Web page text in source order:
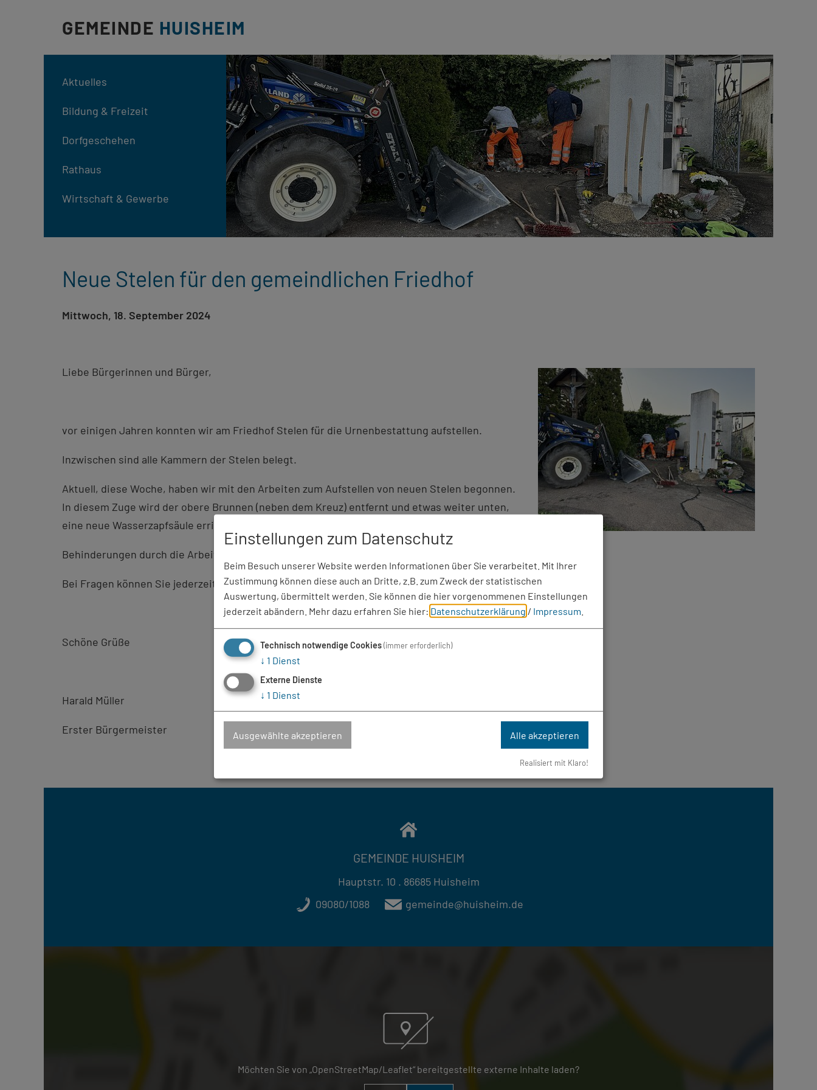
GEMEINDE HUISHEIM
Aktuelles
Bildung & Freizeit
Dorfgeschehen
Rathaus
Wirtschaft & Gewerbe
Neue Stelen für den gemeindlichen Friedhof
Mittwoch, 18. September 2024
Liebe Bürgerinnen und Bürger,
vor einigen Jahren konnten wir am Friedhof Stelen für die Urnenbestattung aufstellen.
Inzwischen sind alle Kammern der Stelen belegt.
Aktuell, diese Woche, haben wir mit den Arbeiten zum Aufstellen von neuen Stelen begonnen.
In diesem Zuge wird der obere Brunnen (neben dem Kreuz) entfernt und etwas weiter unten,
eine neue Wasserzapfsäule errichtet.
Behinderungen durch die Arbeiten bitte ich zu entschuldigen.
Bei Fragen können Sie jederzeit gerne auf mich zukommen.
Schöne Grüße
Harald Müller
Erster Bürgermeister
GEMEINDE HUISHEIM
Hauptstr. 10 . 86685 Huisheim
09080/1088
gemeinde@huisheim.de
Möchten Sie von „OpenStreetMap/Leaflet“ bereitgestellte externe Inhalte laden?
Einstellungen zum Datenschutz
Beim Besuch unserer Website werden Informationen über Sie verarbeitet. Mit Ihrer
Zustimmung können diese auch an Dritte, z.B. zum Zweck der statistischen
Auswertung, übermittelt werden. Sie können die hier vorgenommenen Einstellungen
jederzeit abändern. Mehr dazu erfahren Sie hier: Datenschutzerklärung / Impressum
Technisch notwendige Cookies(immer erforderlich)
↓ 1 Dienst
Externe Dienste
↓ 1 Dienst
Ausgewählte akzeptieren Alle akzeptieren
Realisiert mit Klaro!